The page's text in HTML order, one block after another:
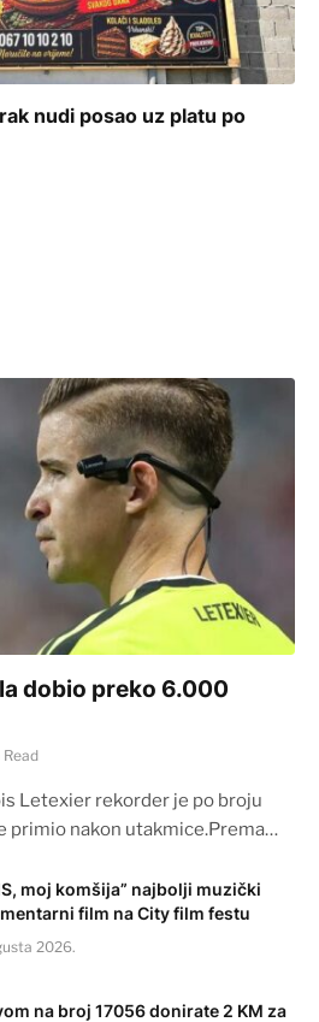
nudi posao uz platu po
dobio preko 6.000
Read
Letexier rekorder je po broju
primio nakon utakmice.Prema…
moj komšija” najbolji muzički
film na City film festu
2026.
na broj 17056 donirate 2 KM za